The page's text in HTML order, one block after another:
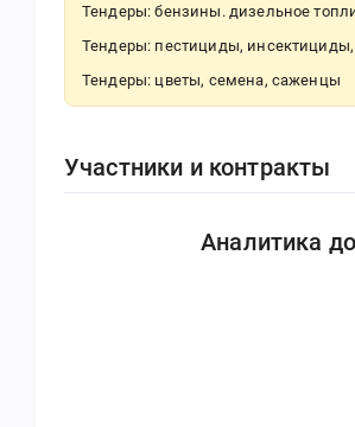
Тендеры: бензины. дизельное
Тендеры: пестициды, инсектициды,
Тендеры: цветы, семена, саженцы
Участники и контракты
Аналитика